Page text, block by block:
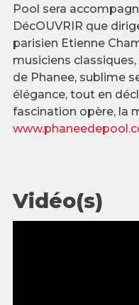
Pool sera
DécOUVRIR que
parisien Etienne
musiciens
de Phanee, sublime
élégance, tout en
fascination opère, la
Vidéo(s)